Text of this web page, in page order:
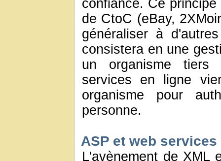
confiance. Ce
de CtoC (eBay,
généraliser à
consistera en une
un organisme tiers
services en ligne
organisme pour
personne.
ASP et web services
L'avènement de XML